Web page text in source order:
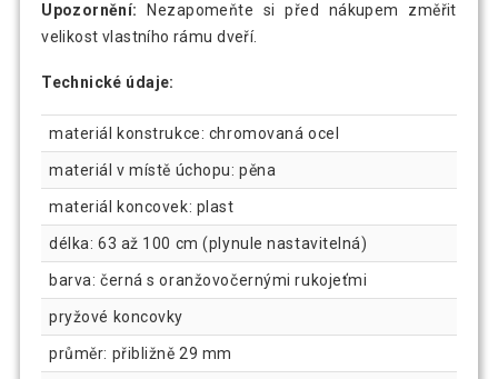
Upozornění:
Nezapomeňte si před nákupem změřit
velikost vlastního rámu dveří.
Technické údaje:
materiál konstrukce: chromovaná ocel
materiál v místě úchopu: pěna
materiál koncovek: plast
délka: 63 až 100 cm (plynule nastavitelná)
barva: černá s oranžovočernými rukojeťmi
pryžové koncovky
průměr: přibližně 29 mm